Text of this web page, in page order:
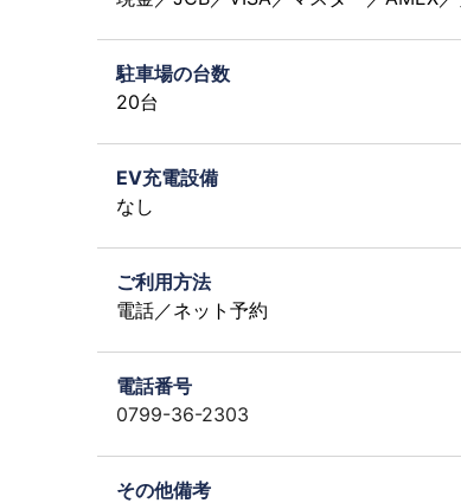
駐車場の台数
20台
EV充電設備
なし
ご利用方法
電話／ネット予約
電話番号
0799-36-2303
その他備考